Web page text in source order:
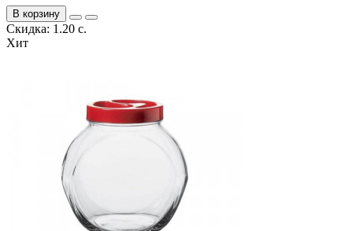
В корзину
Скидка: 1.20 с.
Хит